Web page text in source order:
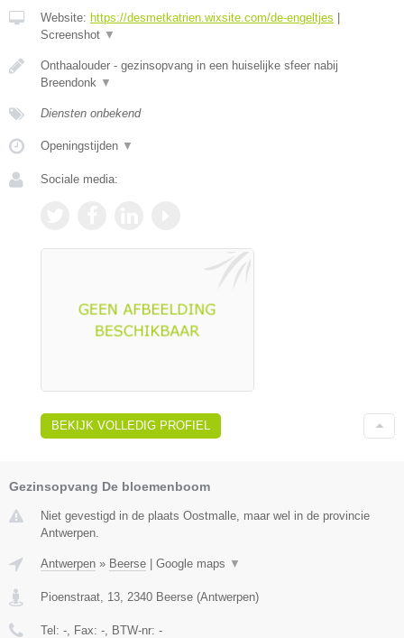
Website: https://desmetkatrien.wixsite.com/de-engeltjes
Screenshot ▼
Onthaalouder - gezinsopvang in een huiselijke sfeer nabij
Breendonk ▼
Diensten onbekend
Openingstijden ▼
Sociale media:
BEKIJK VOLLEDIG PROFIEL
Gezinsopvang De bloemenboom
Niet gevestigd in de plaats Oostmalle, maar wel in de provincie
Antwerpen.
Antwerpen » Beerse Google maps ▼
Pioenstraat, 13 2340 Beerse (Antwerpen)
Tel: - , Fax: - , BTW-nr: -